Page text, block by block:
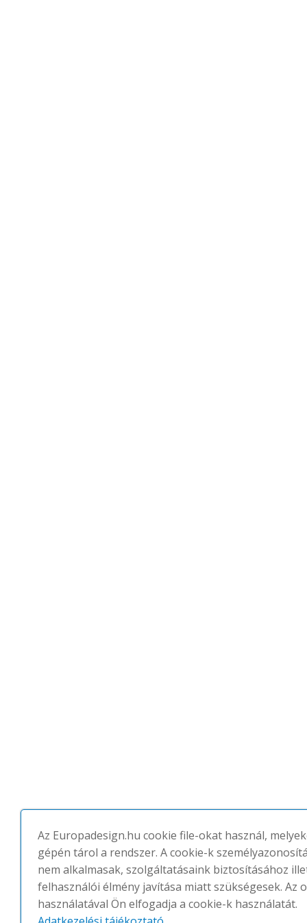
Az Europadesign.hu cookie file-okat használ,
gépén tárol a rendszer. A cookie-k
nem alkalmasak, szolgáltatásaink biztosításához
felhasználói élmény javítása miatt szükségesek. Az
használatával Ön elfogadja a cookie-k használatát.